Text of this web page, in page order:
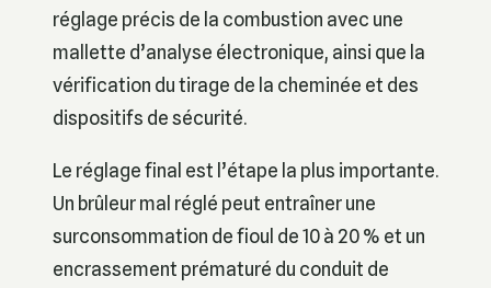
réglage précis de la combustion avec une
mallette d’analyse électronique, ainsi que la
vérification du tirage de la cheminée et des
dispositifs de sécurité.
Le réglage final est l’étape la plus importante.
Un brûleur mal réglé peut entraîner une
surconsommation de fioul de 10 à 20 % et un
encrassement prématuré du conduit de